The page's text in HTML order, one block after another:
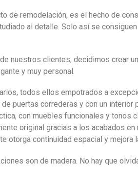
de remodelación, es el hecho de
al detalle. Solo así se
nuestros clientes, decidimos crear
y muy personal.
todos ellos empotrados a
puertas correderas y con un
con muebles funcionales y tonos
original gracias a los acabados
otorga continuidad espacial y mejora
son de madera. No hay que